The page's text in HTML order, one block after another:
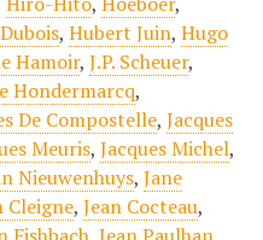
, Hubert Juin, Hugo
Hamoir, J.P. Scheuer,
Hondermarcq,
De Compostelle, Jacques
Meuris, Jacques Michel,
Nieuwenhuys, Jane
Cleigne, Jean Cocteau,